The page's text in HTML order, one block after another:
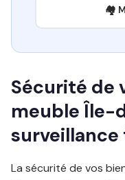
🏘️
Sécurité de
meuble Île-
surveillance
La sécurité de vos